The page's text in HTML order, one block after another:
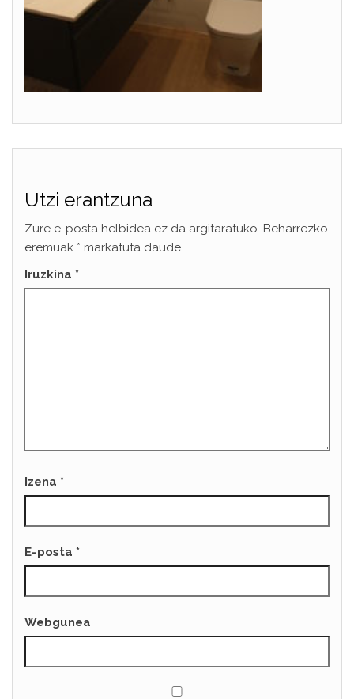
Utzi erantzuna
Zure e-posta helbidea ez da argitaratuko. Beharrezko
eremuak * markatuta daude
Iruzkina *
Izena *
E-posta *
Webgunea